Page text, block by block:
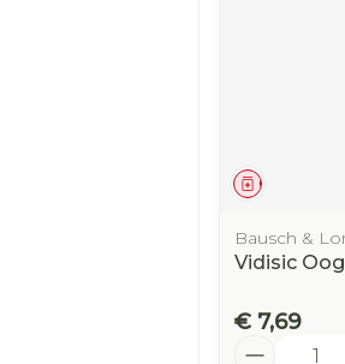
Bausch &
Vidisic
€ 7,69